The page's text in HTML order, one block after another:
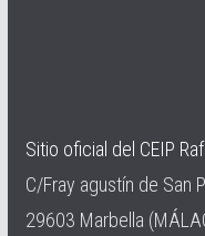
Sitio oficial del CEIP
C/Fray agustín de San
29603 Marbella